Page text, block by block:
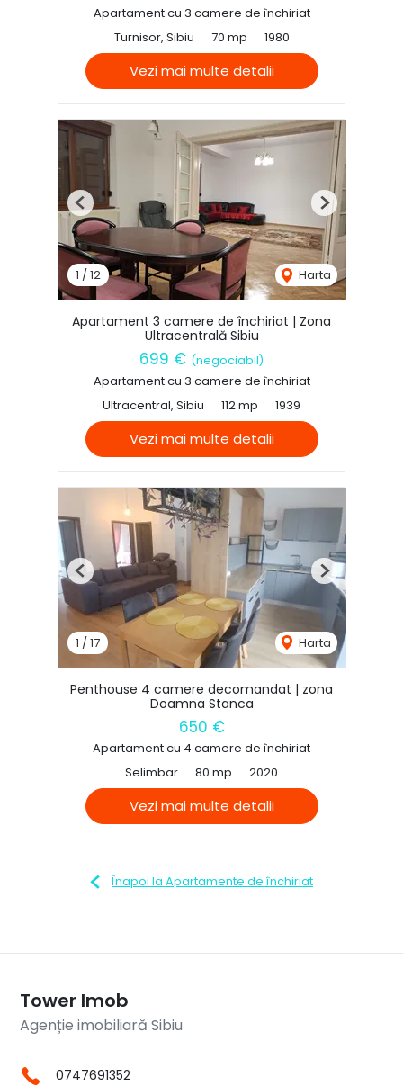
Apartament cu 3 camere de închiriat
Turnisor, Sibiu
70 mp 1980
Vezi mai multe detalii
1 /12 Harta
Previous Next
Apartament 3 camere de închiriat | Zona
Ultracentrală Sibiu
699 € (negociabil)
Apartament cu 3 camere de închiriat
Ultracentral, Sibiu
112 mp 1939
Vezi mai multe detalii
1 /17 Harta
Previous Next
Penthouse 4 camere decomandat | zona
Doamna Stanca
650 €
Apartament cu 4 camere de închiriat
Selimbar
80 mp 2020
Vezi mai multe detalii
Înapoi la Apartamente de închiriat
Tower Imob
Agenție imobiliară Sibiu
0747691352